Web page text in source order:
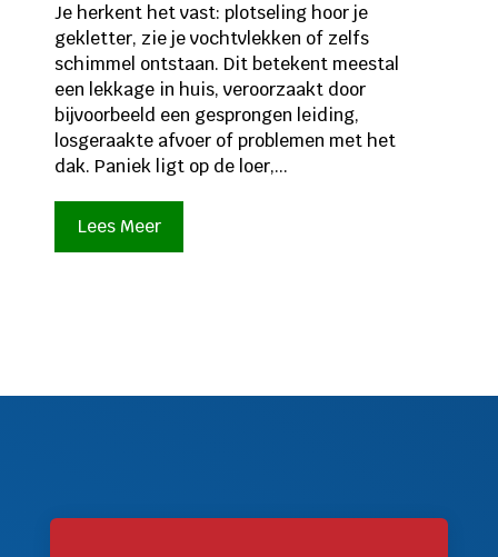
Je herkent het vast: plotseling hoor je
gekletter, zie je vochtvlekken of zelfs
schimmel ontstaan. Dit betekent meestal
een lekkage in huis, veroorzaakt door
bijvoorbeeld een gesprongen leiding,
losgeraakte afvoer of problemen met het
dak. Paniek ligt op de loer,...
Lees Meer